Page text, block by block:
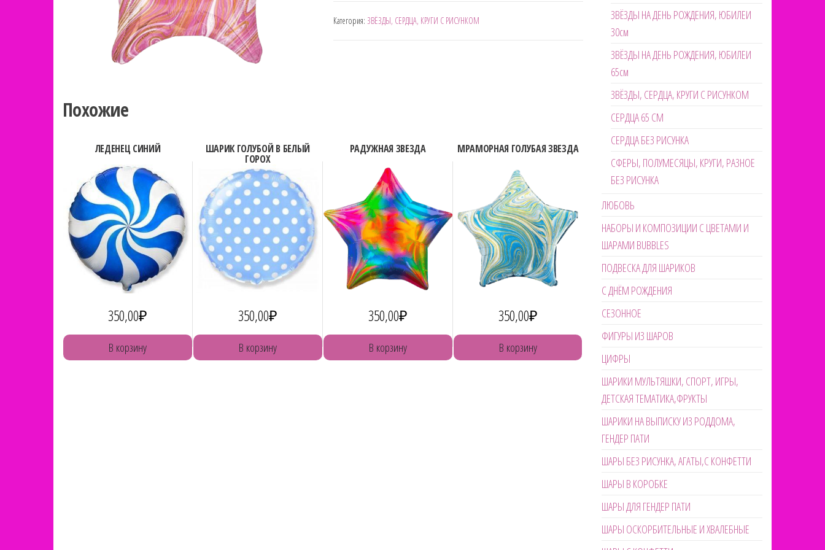
ЗВЕЗДА
Категория: ЗВЁЗДЫ, СЕРДЦА, КРУГИ С РИСУНКОМ
Похожие
ЛЕДЕНЕЦ СИНИЙ
350,00₽
В корзину
ШАРИК ГОЛУБОЙ В БЕЛЫЙ
ГОРОХ
350,00₽
В корзину
РАДУЖНАЯ ЗВЕЗДА
350,00₽
В корзину
МРАМОРНАЯ ГОЛУБАЯ ЗВЕЗДА
350,00₽
В корзину
ЗВЁЗДЫ НА ДЕНЬ РОЖДЕНИЯ, ЮБИЛЕИ
30см
ЗВЁЗДЫ НА ДЕНЬ РОЖДЕНИЯ, ЮБИЛЕИ
65см
ЗВЁЗДЫ, СЕРДЦА, КРУГИ С РИСУНКОМ
СЕРДЦА 65 СМ
СЕРДЦА БЕЗ РИСУНКА
СФЕРЫ, ПОЛУМЕСЯЦЫ, КРУГИ, РАЗНОЕ
БЕЗ РИСУНКА
ЛЮБОВЬ
НАБОРЫ И КОМПОЗИЦИИ С ЦВЕТАМИ И
ШАРАМИ BUBBLES
ПОДВЕСКА ДЛЯ ШАРИКОВ
С ДНЁМ РОЖДЕНИЯ
СЕЗОННОЕ
ФИГУРЫ ИЗ ШАРОВ
ЦИФРЫ
ШАРИКИ МУЛЬТЯШКИ, СПОРТ, ИГРЫ,
ДЕТСКАЯ ТЕМАТИКА,ФРУКТЫ
ШАРИКИ НА ВЫПИСКУ ИЗ РОДДОМА,
ГЕНДЕР ПАТИ
ШАРЫ БЕЗ РИСУНКА, АГАТЫ,С КОНФЕТТИ
ШАРЫ В КОРОБКЕ
ШАРЫ ДЛЯ ГЕНДЕР ПАТИ
ШАРЫ ОСКОРБИТЕЛЬНЫЕ И ХВАЛЕБНЫЕ